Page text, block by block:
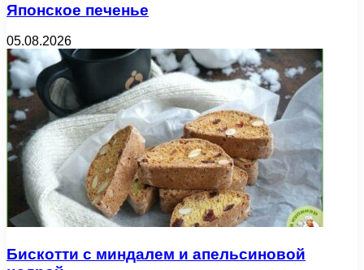
Японское печенье
05.08.2026
Бискотти с миндалем и апельсиновой